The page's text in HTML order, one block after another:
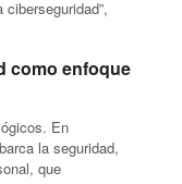
como enfoque
En
la seguridad,
que